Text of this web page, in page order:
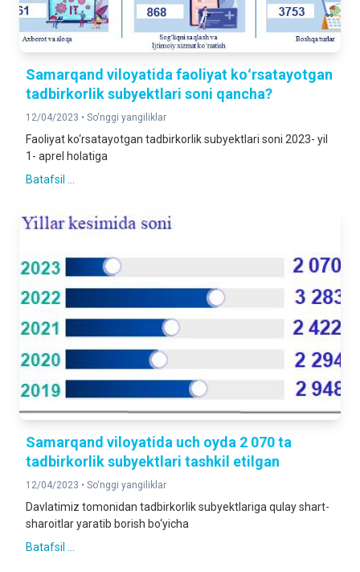
Samarqand viloyatida faoliyat koʻrsatayotgan
tadbirkorlik subyektlari soni qancha?
12/04/2023 • So‘nggi yangiliklar
Faoliyat ko‘rsatayotgan tadbirkorlik subyektlari soni 2023- yil
1- aprel holatiga
Batafsil ...
Samarqand viloyatida uch oyda 2 070 ta
tadbirkorlik subyektlari tashkil etilgan
12/04/2023 • So‘nggi yangiliklar
Davlatimiz tomonidan tadbirkorlik subyektlariga qulay shart-
sharoitlar yaratib borish bo‘yicha
Batafsil ...